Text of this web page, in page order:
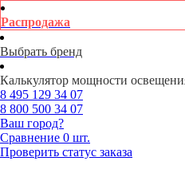
Распродажа
Выбрать бренд
Калькулятор мощности
8 495 129 34 07
8 800 500 34 07
Ваш город?
Сравнение 0 шт.
Проверить статус заказа